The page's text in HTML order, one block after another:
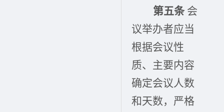
第五条会
议举办者应当
根据会议性
质、主要内容
确定会议人数
和天数，严格